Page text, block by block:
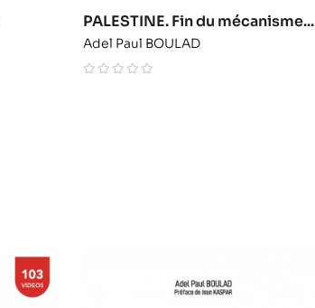
PALESTINE. Fin du mécanisme...
Adel Paul BOULAD